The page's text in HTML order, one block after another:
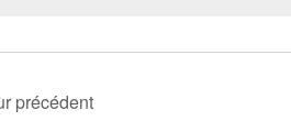
précédent